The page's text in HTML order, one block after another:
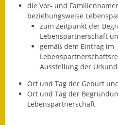
die Vor- und
beziehungsweise
zum Zeitpunkt der
Lebenspartnerschaft
gemäß dem Eintrag im
Ausstellung der
Ort und Tag der Geburt
Ort und Tag der
Lebenspartnerschaft